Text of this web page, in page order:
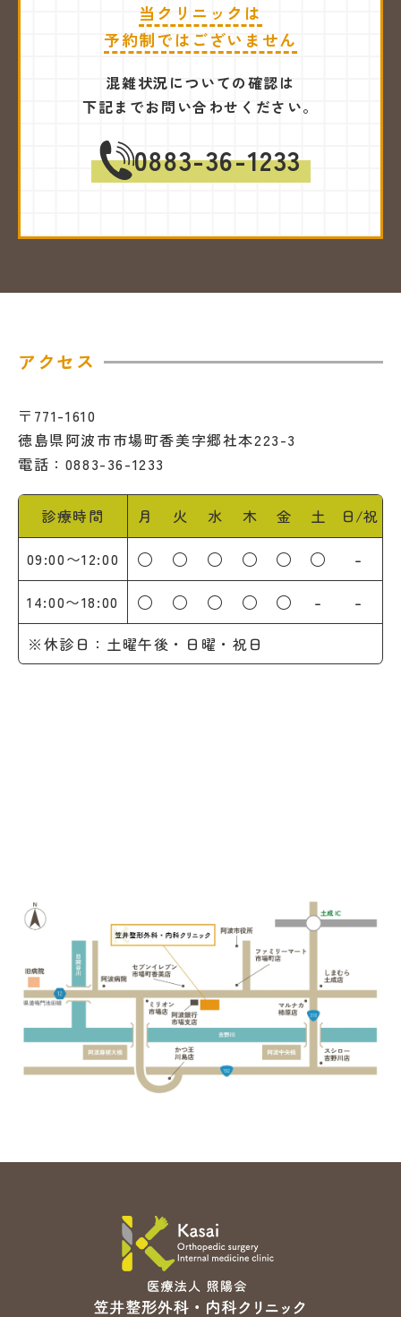
当クリニックは
予約制ではございません
混雑状況についての確認は
下記までお問い合わせください。
0883-36-1233
アクセス
〒771-1610
徳島県阿波市市場町香美字郷社本223-3
電話：0883-36-1233
診療時間 月 火 水 木 金 土
日/祝
09:00〜12:00
○ ○ ○ ○ ○ ○ -
14:00〜18:00 ○ ○ ○ ○ ○ - -
※休診日：土曜午後・日曜・祝日